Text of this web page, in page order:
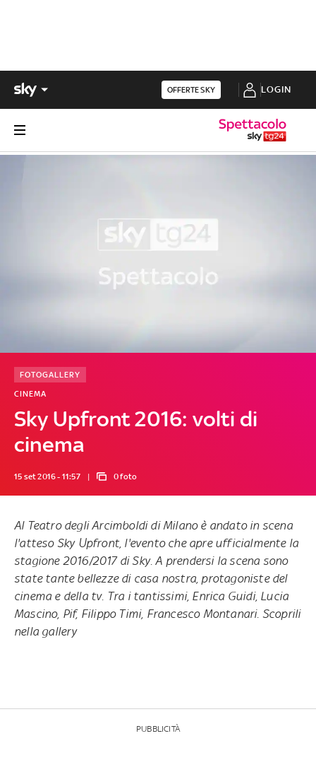
OFFERTE SKY LOGIN
Sky Upfront 2016: volti di
cinema
CINEMA
FOTOGALLERY
15 set 2016 - 11:57 0 foto
Al Teatro degli Arcimboldi di Milano è andato in scena
l'atteso Sky Upfront, l'evento che apre ufficialmente la
stagione 2016/2017 di Sky. A prendersi la scena sono
state tante bellezze di casa nostra, protagoniste del
cinema e della tv. Tra i tantissimi, Enrica Guidi, Lucia
Mascino, Pif, Filippo Timi, Francesco Montanari. Scoprili
nella gallery
PUBBLICITÀ